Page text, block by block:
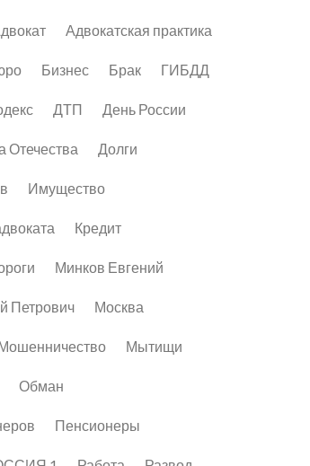
Адвокатская практика
Бизнес Брак ГИБДД
ДТП День России
Отечества Долги
Имущество
Кредит
Минков Евгений
Петрович Москва
Мытищи
Обман
Пенсионеры